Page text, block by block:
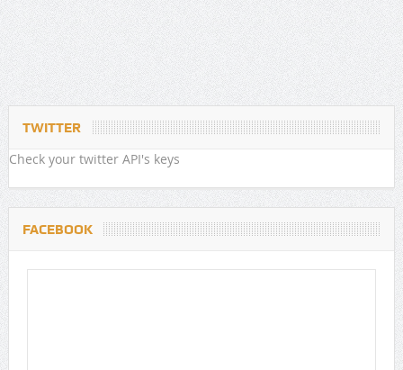
TWITTER
Check your twitter API's keys
FACEBOOK